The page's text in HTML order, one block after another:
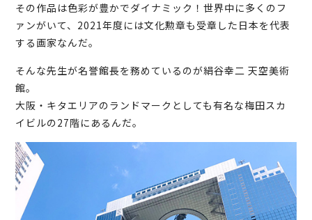
その作品は色彩が豊かでダイナミック！世界中に多くのフ
ァンがいて、2021年度には文化勲章も受章した日本を代表
する画家なんだ。
そんな先生が名誉館長を務めているのが絹谷幸二 天空美術
館。
大阪・キタエリアのランドマークとしても有名な梅田スカ
イビルの27階にあるんだ。